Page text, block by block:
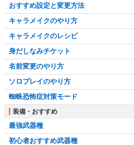
おすすめ設定と変更方法
キャラメイクのやり方
キャラメイクのレシピ
身だしなみチケット
名前変更のやり方
ソロプレイのやり方
蜘蛛恐怖症対策モード
装備・おすすめ
最強武器種
初心者おすすめ武器種